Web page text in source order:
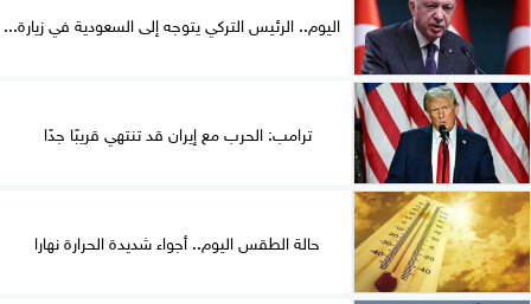
اليوم.. الرئيس التركي يتوجه إلى السعودية في زيارة...
ترامب: الحرب مع إيران قد تنتهي قريبًا جدًا
حالة الطقس اليوم.. أجواء شديدة الحرارة نهارا